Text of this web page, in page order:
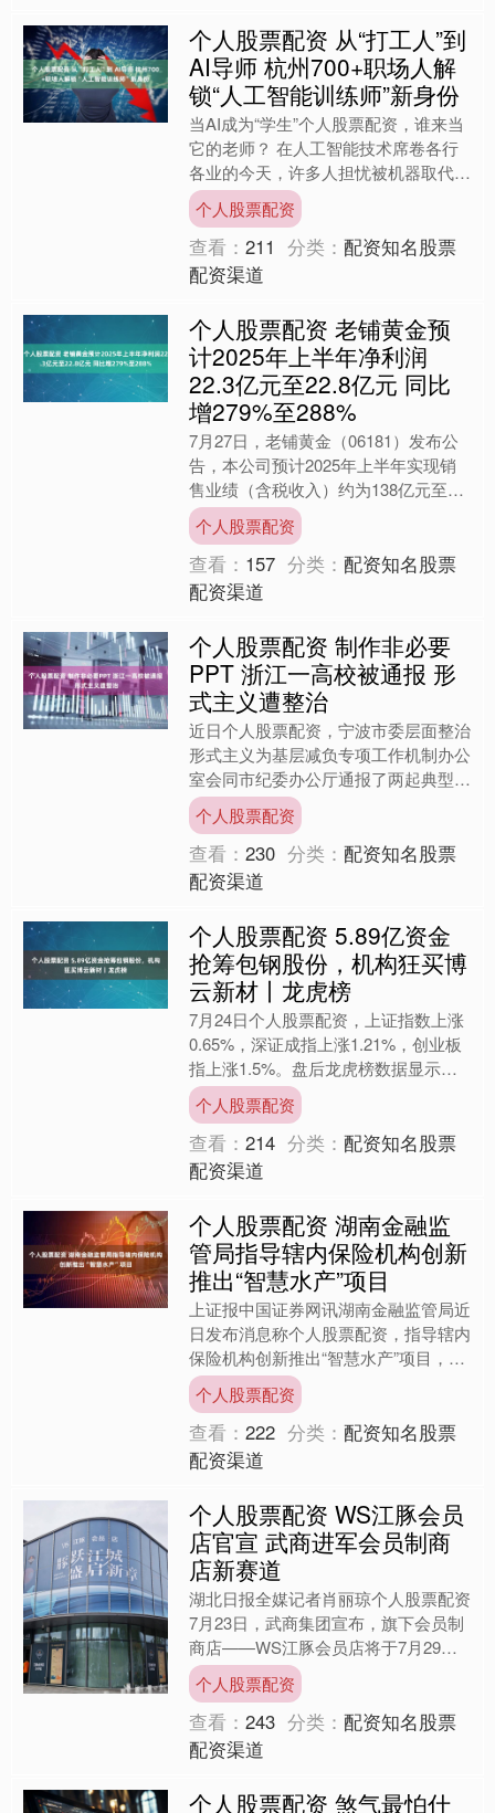
个人股票配资 从“打工人”到
AI导师 杭州700+职场人解
锁“人工智能训练师”新身份
当AI成为“学生”个人股票配资，谁来当
它的老师？ 在人工智能技术席卷各行
各业的今天，许多人担忧被机器取代，
而杭州的一群职场人却选择“反向操
作”——成为AI的导师....
个人股票配资
查看：211 分类：配资知名股票
配资渠道
个人股票配资 老铺黄金预
计2025年上半年净利润
22.3亿元至22.8亿元 同比
增279%至288%
7月27日，老铺黄金（06181）发布公
告，本公司预计2025年上半年实现销
售业绩（含税收入）约为138亿元至
143亿元，较去年同期增长约240%至
252%。收....
个人股票配资
查看： 157 分类：配资知名股票
配资渠道
个人股票配资 制作非必要
PPT 浙江一高校被通报 形
式主义遭整治
近日个人股票配资，宁波市委层面整治
形式主义为基层减负专项工作机制办公
室会同市纪委办公厅通报了两起典型问
题。其中一起涉及宁波职业技术学院，
该学院花费财政资金制作非....
个人股票配资
查看：230 分类：配资知名股票
配资渠道
个人股票配资 5.89亿资金
抢筹包钢股份，机构狂买博
云新材丨龙虎榜
7月24日个人股票配资，上证指数上涨
0.65%，深证成指上涨1.21%，创业板
指上涨1.5%。盘后龙虎榜数据显示，
共有51只个股因当日异动登上龙虎
榜，资金净流入....
个人股票配资
查看：214 分类：配资知名股票
配资渠道
个人股票配资 湖南金融监
管局指导辖内保险机构创新
推出“智慧水产”项目
上证报中国证券网讯湖南金融监管局近
日发布消息称个人股票配资，指导辖内
保险机构创新推出“智慧水产”项目，全
力支持湖南淡水鱼省级千亿重点产业发
展。将保险公司、银行、....
个人股票配资
查看：222 分类：配资知名股票
配资渠道
个人股票配资 WS江豚会员
店官宣 武商进军会员制商
店新赛道
湖北日报全媒记者肖丽琼个人股票配资
7月23日，武商集团宣布，旗下会员制
商店——WS江豚会员店将于7月29日
开业。这一举措，与当下国内超市行业
的整体态势形成鲜明....
个人股票配资
查看：243 分类：配资知名股票
配资渠道
个人股票配资 煞气最怕什